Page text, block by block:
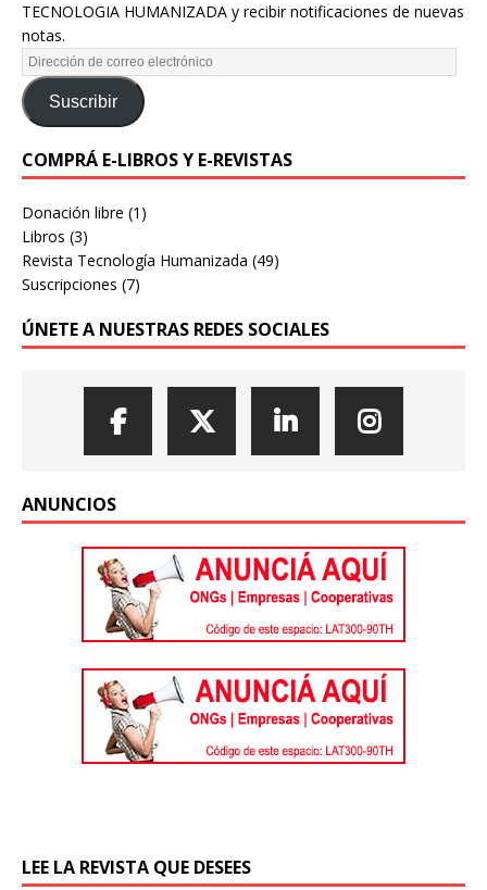
TECNOLOGIA HUMANIZADA y recibir notificaciones de nuevas
notas.
Suscribir
COMPRÁ E-LIBROS Y E-REVISTAS
Donación libre (1)
Libros (3)
Revista Tecnología Humanizada (49)
Suscripciones (7)
ÚNETE A NUESTRAS REDES SOCIALES
ANUNCIOS
LEE LA REVISTA QUE DESEES